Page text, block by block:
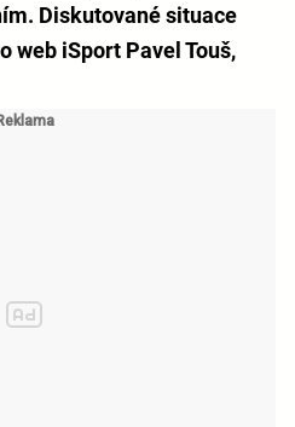
Diskutované situace
web iSport Pavel Touš,